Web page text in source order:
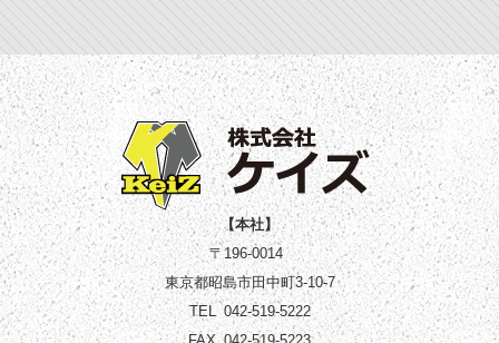
【本社】
〒196-0014
東京都昭島市田中町3-10-7
TEL042-519-5222